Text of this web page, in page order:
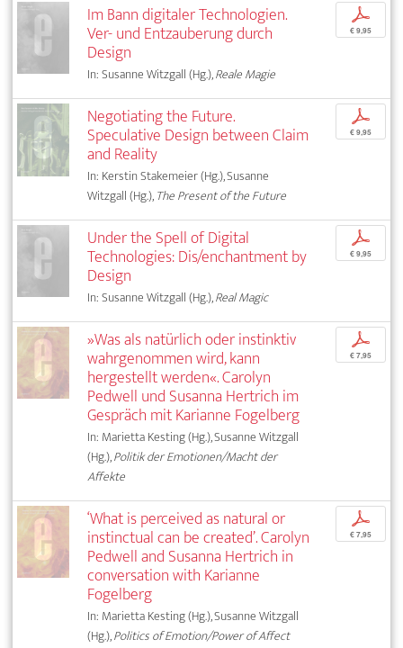
Im Bann digitaler Technologien.
Ver- und Entzauberung durch
Design
In: Susanne Witzgall (Hg.),Reale Magie
p
€ 9,95
Negotiating the Future.
Speculative Design between Claim
and Reality
In: Kerstin Stakemeier (Hg.), Susanne
Witzgall (Hg.),The Present of the Future
p
€ 9,95
Under the Spell of Digital
Technologies: Dis/enchantment by
Design
In: Susanne Witzgall (Hg.),Real Magic
p
€ 9,95
»Was als natürlich oder instinktiv
wahrgenommen wird, kann
hergestellt werden«. Carolyn
Pedwell und Susanna Hertrich im
Gespräch mit Karianne Fogelberg
In: Marietta Kesting (Hg.), Susanne Witzgall
(Hg.),Politik der Emotionen/Macht der
Affekte
p
€ 7,95
‘What is perceived as natural or
instinctual can be created’. Carolyn
Pedwell and Susanna Hertrich in
conversation with Karianne
Fogelberg
In: Marietta Kesting (Hg.), Susanne Witzgall
(Hg.),Politics of Emotion/Power of Affect
p
€ 7,95